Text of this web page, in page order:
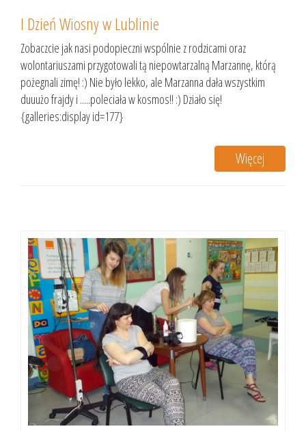
I Dzień Wiosny w Lublinie
Zobaczcie jak nasi podopieczni wspólnie z rodzicami oraz
wolontariuszami przygotowali tą niepowtarzalną Marzannę, którą
pożegnali zimę! :) Nie było lekko, ale Marzanna dała wszystkim
duuużo frajdy i .....poleciała w kosmos!! :) Działo się!
{galleries:display id=177}
Więcej